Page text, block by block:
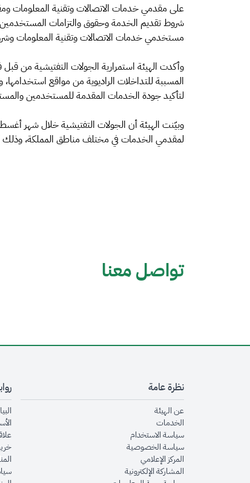
على مقدمي خدمات الاتصالات وتقنية المعلومات
شروط تقديم الخدمة وحقوق والتزامات
مستخدمي خدمات الاتصالات وتقنية المعلومات
وأكدت الهيئة استمرارية الجولات التفتيشية من
المسببة للتداخلات الراديوية من مواقع
لتأكيد جودة الخدمات المقدمة للمستخدمين
وبيّنت الهيئة أن الجولات التفتيشية خلال شهر
لمقدمي الخدمات في مختلف مناطق المملكة، وذلك
تواصل معنا
نظرة عامة
عن الهيئةopens in new window
الخدماتopens in new window
سياسة الاستخدام
سياسة الخصوصيةopens in new window
المركز الإعلاميopens in new window
المشاركة الإلكترونيةopens in new window